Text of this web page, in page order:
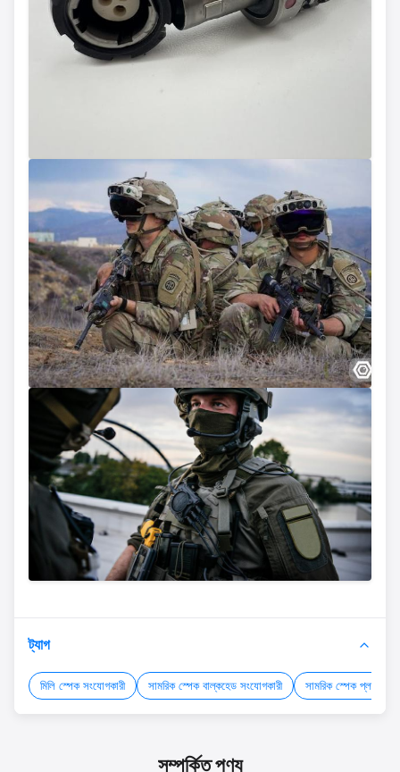
ট্যাগ
মিলি স্পেক সংযোগকারী সামরিক স্পেক বাল্কহেড সংযোগকারী সামরিক স্পেক প্লাগ
সম্পর্কিত পণ্য